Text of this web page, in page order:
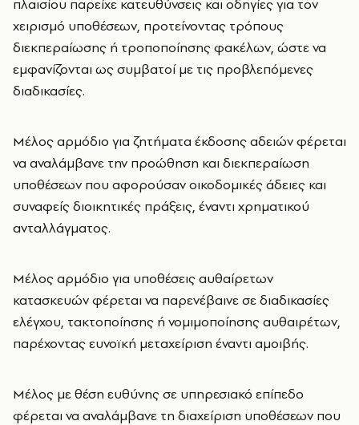
πλαισίου παρείχε κατευθύνσεις και οδηγίες για τον
χειρισμό υποθέσεων, προτείνοντας τρόπους
διεκπεραίωσης ή τροποποίησης φακέλων, ώστε να
εμφανίζονται ως συμβατοί με τις προβλεπόμενες
διαδικασίες.
Μέλος αρμόδιο για ζητήματα έκδοσης αδειών φέρεται
να αναλάμβανε την προώθηση και διεκπεραίωση
υποθέσεων που αφορούσαν οικοδομικές άδειες και
συναφείς διοικητικές πράξεις, έναντι χρηματικού
ανταλλάγματος.
Μέλος αρμόδιο για υποθέσεις αυθαίρετων
κατασκευών φέρεται να παρενέβαινε σε διαδικασίες
ελέγχου, τακτοποίησης ή νομιμοποίησης αυθαιρέτων,
παρέχοντας ευνοϊκή μεταχείριση έναντι αμοιβής.
Μέλος με θέση ευθύνης σε υπηρεσιακό επίπεδο
φέρεται να αναλάμβανε τη διαχείριση υποθέσεων που